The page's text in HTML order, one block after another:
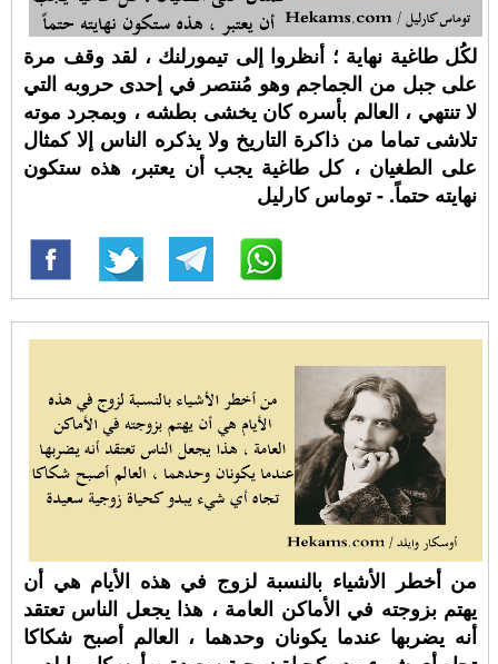
لكُل طاغية نهاية ؛ أنظروا إلى تيمورلنك ، لقد وقف مرة
على جبل من الجماجم وهو مُنتصر في إحدى حروبه التي
لا تنتهي ، العالم بأسره كان يخشى بطشه ، وبمجرد موته
تلاشى تماما من ذاكرة التاريخ ولا يذكره الناس إلا كمثال
على الطغيان ، كل طاغية يجب أن يعتبر، هذه ستكون
نهايته حتماً. - توماس كارليل
من أخطر الأشياء بالنسبة لزوج في هذه الأيام هي أن
يهتم بزوجته في الأماكن العامة ، هذا يجعل الناس تعتقد
أنه يضربها عندما يكونان وحدهما ، العالم أصبح شكاكا